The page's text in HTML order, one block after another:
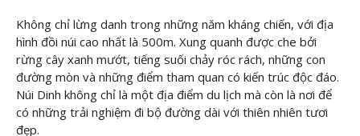
Không chỉ lừng danh trong những năm kháng chiến, với địa
hình đồi núi cao nhất là 500m. Xung quanh được che bởi
rừng cây xanh mướt, tiếng suối chảy róc rách, những con
đường mòn và những điểm tham quan có kiến ​​trúc độc đáo.
Núi Dinh không chỉ là một địa điểm du lịch mà còn là nơi để
có những trải nghiệm đi bộ đường dài với thiên nhiên tươi
đẹp.